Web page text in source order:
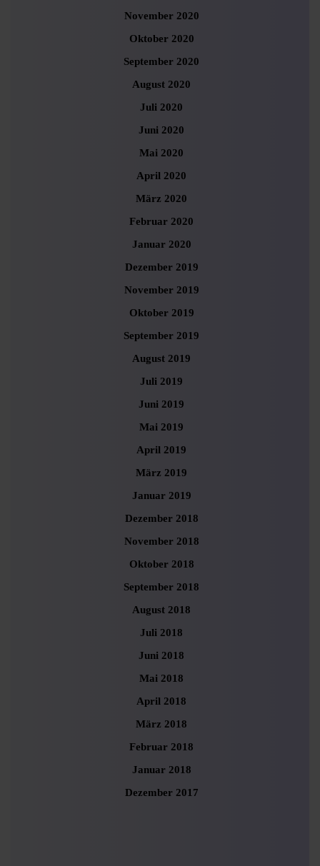
November 2020
Oktober 2020
September 2020
August 2020
Juli 2020
Juni 2020
Mai 2020
April 2020
März 2020
Februar 2020
Januar 2020
Dezember 2019
November 2019
Oktober 2019
September 2019
August 2019
Juli 2019
Juni 2019
Mai 2019
April 2019
März 2019
Januar 2019
Dezember 2018
November 2018
Oktober 2018
September 2018
August 2018
Juli 2018
Juni 2018
Mai 2018
April 2018
März 2018
Februar 2018
Januar 2018
Dezember 2017